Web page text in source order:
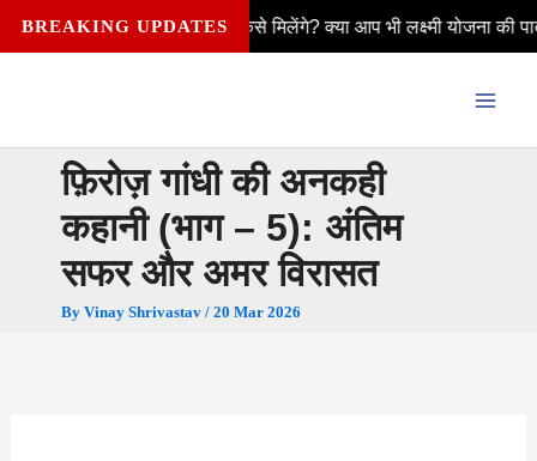
Skip
to
BREAKING UPDATES
हर महीने ₹2,500 कैसे मिलेंगे? क्या आप भी लक्ष्मी योजना की पात्र
फ़िरोज़ गांधी की अनकही
कहानी (भाग – 5): अंतिम
सफर और अमर विरासत
By Vinay Shrivastav / 20 Mar 2026